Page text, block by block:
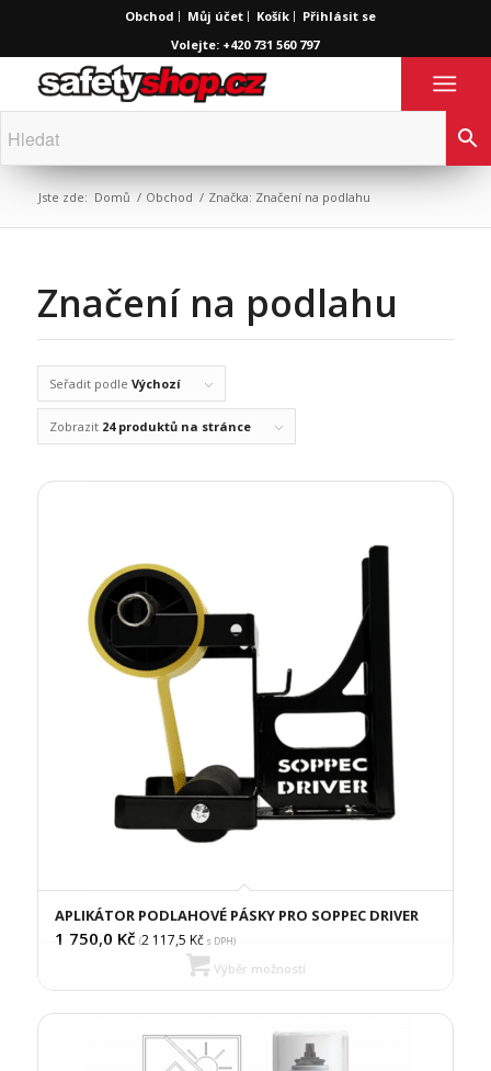
Obchod Můj účet Košík
Přihlásit se
Volejte: +420 731 560 797
Jste zde: Domů / Obchod / Značka: Značení na podlahu
Značení na podlahu
Seřadit podle Výchozí
Zobrazit 24 produktů na stránce
APLIKÁTOR PODLAHOVÉ PÁSKY PRO SOPPEC DRIVER
1 750,0 Kč (2 117,5 Kčs DPH)
Výběr možností